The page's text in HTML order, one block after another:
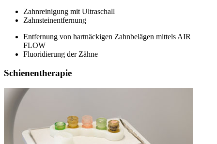
Zahnreinigung mit Ultraschall
Zahnsteinentfernung
Entfernung von hartnäckigen Zahnbelägen mittels AIR
FLOW
Fluoridierung der Zähne
Schienentherapie